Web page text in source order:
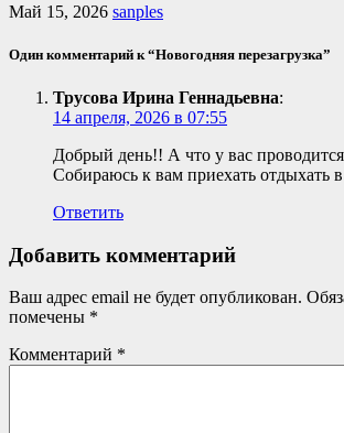
Май 15, 2026 sanples
Один комментарий к “Новогодняя перезагрузка”
Трусова Ирина Геннадьевна:
14 апреля, 2026 в 07:55
Добрый день!! А что у вас
Собираюсь к вам приехать отдыхать
Ответить
Добавить комментарий
Ваш адрес email не будет опубликован.
помечены *
Комментарий *